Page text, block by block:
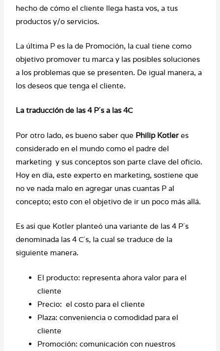
hecho de cómo el cliente llega hasta vos, a tus
productos y/o servicios.
La última P es la de Promoción, la cual tiene como
objetivo promover tu marca y las posibles soluciones
a los problemas que se presenten. De igual manera, a
los deseos que tenga el cliente.
La traducción de las 4 P´s a las 4C
Por otro lado, es bueno saber que Philip Kotleres
considerado en el mundo como el padre del
marketing y sus conceptos son parte clave del oficio.
Hoy en día, este experto en marketing, sostiene que
no ve nada malo en agregar unas cuantas P al
concepto; esto con el objetivo de ir un poco más allá.
Es así que Kotler planteó una variante de las 4 P´s
denominada las 4 C´s, la cual se traduce de la
siguiente manera.
El producto: representa ahora valor para el
cliente
Precio: el costo para el cliente
Plaza: conveniencia o comodidad para el
cliente
Promoción: comunicación con nuestros